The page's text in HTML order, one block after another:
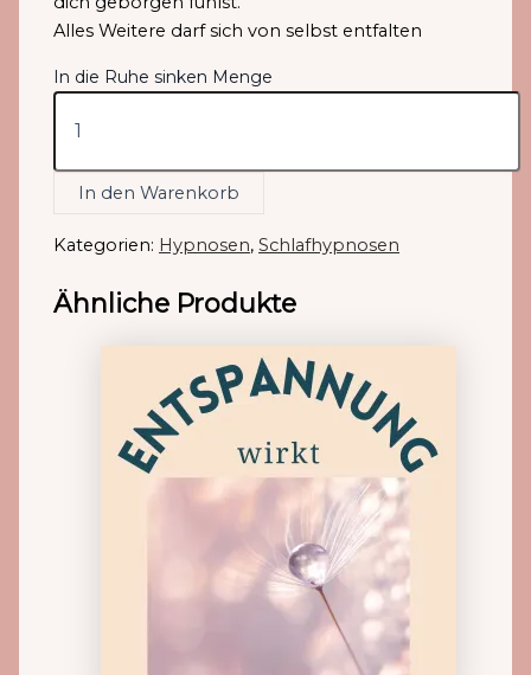
Alles Weitere darf sich von selbst entfalten
In die Ruhe sinken Menge
In den Warenkorb
Kategorien: Hypnosen,Schlafhypnosen
Ähnliche Produkte